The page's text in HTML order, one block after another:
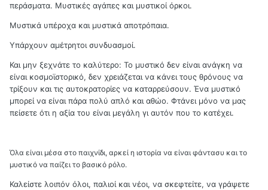
περάσματα. Μυστικές αγάπες και μυστικοί όρκοι.
Μυστικά υπέροχα και μυστικά αποτρόπαια.
Υπάρχουν αμέτρητοι συνδυασμοί.
Και μην ξεχνάτε το καλύτερο: Το μυστικό δεν είναι ανάγκη να
είναι κοσμοϊστορικό, δεν χρειάζεται να κάνει τους θρόνους να
τρίξουν και τις αυτοκρατορίες να καταρρεύσουν. Ένα μυστικό
μπορεί να είναι πάρα πολύ απλό και αθώο. Φτάνει μόνο να μας
πείσετε ότι η αξία του είναι μεγάλη γι αυτόν που το κατέχει.
Όλα είναι μέσα στο παιχνίδι, αρκεί η ιστορία να είναι φάντασυ και το
μυστικό να παίζει το βασικό ρόλο.
Καλείστε λοιπόν όλοι, παλιοί και νέοι, να σκεφτείτε, να γράψετε